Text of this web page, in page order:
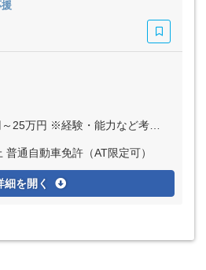
能力など考慮の上、決定いたします ※残業代は全額支給
普通自動車免許（AT限定可）
細を開く